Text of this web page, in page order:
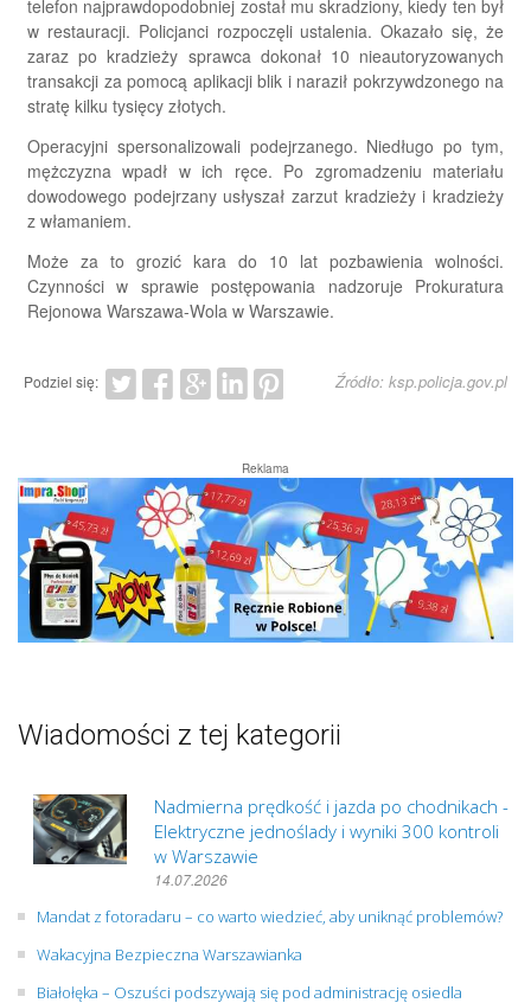
telefon najprawdopodobniej został mu skradziony, kiedy ten był
w restauracji. Policjanci rozpoczęli ustalenia. Okazało się, że
zaraz po kradzieży sprawca dokonał 10 nieautoryzowanych
transakcji za pomocą aplikacji blik i naraził pokrzywdzonego na
stratę kilku tysięcy złotych.
Operacyjni spersonalizowali podejrzanego. Niedługo po tym,
mężczyzna wpadł w ich ręce. Po zgromadzeniu materiału
dowodowego podejrzany usłyszał zarzut kradzieży i kradzieży
z włamaniem.
Może za to grozić kara do 10 lat pozbawienia wolności.
Czynności w sprawie postępowania nadzoruje Prokuratura
Rejonowa Warszawa-Wola w Warszawie.
Podziel się: Źródło: ksp.policja.gov.pl
Reklama
Wiadomości z tej kategorii
Nadmierna prędkość i jazda po chodnikach -
Elektryczne jednoślady i wyniki 300 kontroli
w Warszawie
14.07.2026
Mandat z fotoradaru – co warto wiedzieć, aby uniknąć problemów?
Wakacyjna Bezpieczna Warszawianka
Białołęka – Oszuści podszywają się pod administrację osiedla